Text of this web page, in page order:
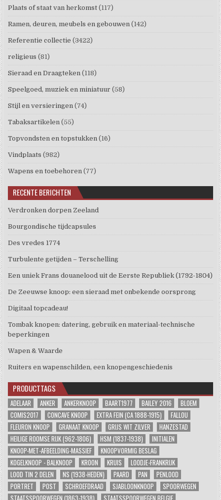
Plaats of staat van herkomst (117)
Ramen, deuren, meubels en gebouwen (142)
Referentie collectie (3422)
religieus (81)
Sieraad en Draagteken (118)
Speelgoed, muziek en miniatuur (58)
Stijl en versieringen (74)
Tabaksartikelen (55)
Topvondsten en topstukken (16)
Vindplaats (982)
Wapens en toebehoren (77)
RECENTE BERICHTEN
Verdronken dorpen Zeeland
Bourgondische tijdcapsules
Des vredes 1774
Turbulente getijden – Terschelling
Een uniek Frans douanelood uit de Eerste Republiek (1792-1804)
De Zeeuwse knoop: een sieraad met onbekende oorsprong
Digitaal topcadeau!
Tombak knopen: datering, gebruik en materiaal-technische
beperkingen
Wapen & Waarde
Ruiters en wapenschilden, een knopengeschiedenis
PRODUCTTAGS
ADELAAR ANKER ANKERKNOOP BAART1977 BAILEY 2016
BLOEM
COMIS2017
CONCAVE KNOOP EXTRA FEIN (CA 1888-1915)
FALLOU
FLEURON KNOOP
GRANAAT KNOOP GRIJS WIT ZILVER
HANZESTAD
HEILIGE ROOMSE RIJK (962-1806)
HSM (1837-1938)
INITIALEN
KNOOP-MET-AFBEELDING-MASSIEF
KNOOPVORMIG BESLAG
KOGELKNOOP - BALKNOOP
KROON KRUIS
LOODJE-FRANKRIJK
LOOD TIN 2 DELEN
NS (1938-HEDEN) PAARD PAN
PENLOOD
PORTRET
POST SCHROEFDRAAD SJABLOONKNOOP
SPOORWEGEN
STAATSSPOORWEGEN (1863-1938)
STAATSSPOORWEGEN BELGIE